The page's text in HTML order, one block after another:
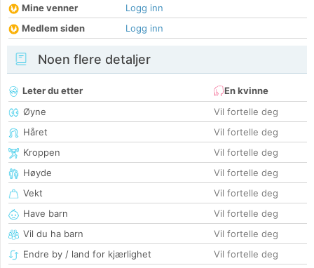
Mine venner
Logg inn
Medlem siden
Logg inn
Noen flere detaljer
Leter du etter
En kvinne
Øyne
Vil fortelle deg
Håret
Vil fortelle deg
Kroppen
Vil fortelle deg
Høyde
Vil fortelle deg
Vekt
Vil fortelle deg
Have barn
Vil fortelle deg
Vil du ha barn
Vil fortelle deg
Endre by / land for kjærlighet
Vil fortelle deg